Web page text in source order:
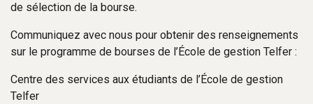
de sélection de la bourse.
Communiquez avec nous pour obtenir des renseignements
sur le programme de bourses de l’École de gestion Telfer :
Centre des services aux étudiants de l’École de gestion
Telfer